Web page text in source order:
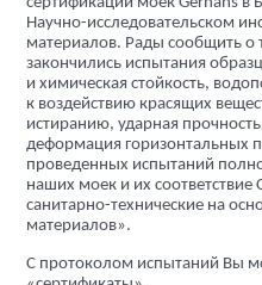
Научно-исследовательском
материалов. Рады сообщить о
закончились испытания
и химическая стойкость,
к воздействию красящих
истиранию, ударная
деформация горизонтальных
проведенных испытаний
наших моек и их
санитарно-технические на
материалов».
С протоколом испытаний Вы